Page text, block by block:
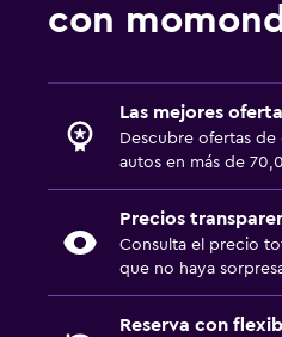
con
Las mejores
Descubre ofertas
autos en más de
Precios
Consulta el precio
que no haya
Reserva con